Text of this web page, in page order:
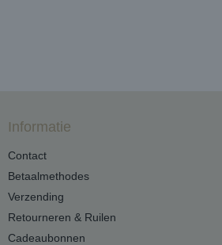
Informatie
Contact
Betaalmethodes
Verzending
Retourneren & Ruilen
Cadeaubonnen